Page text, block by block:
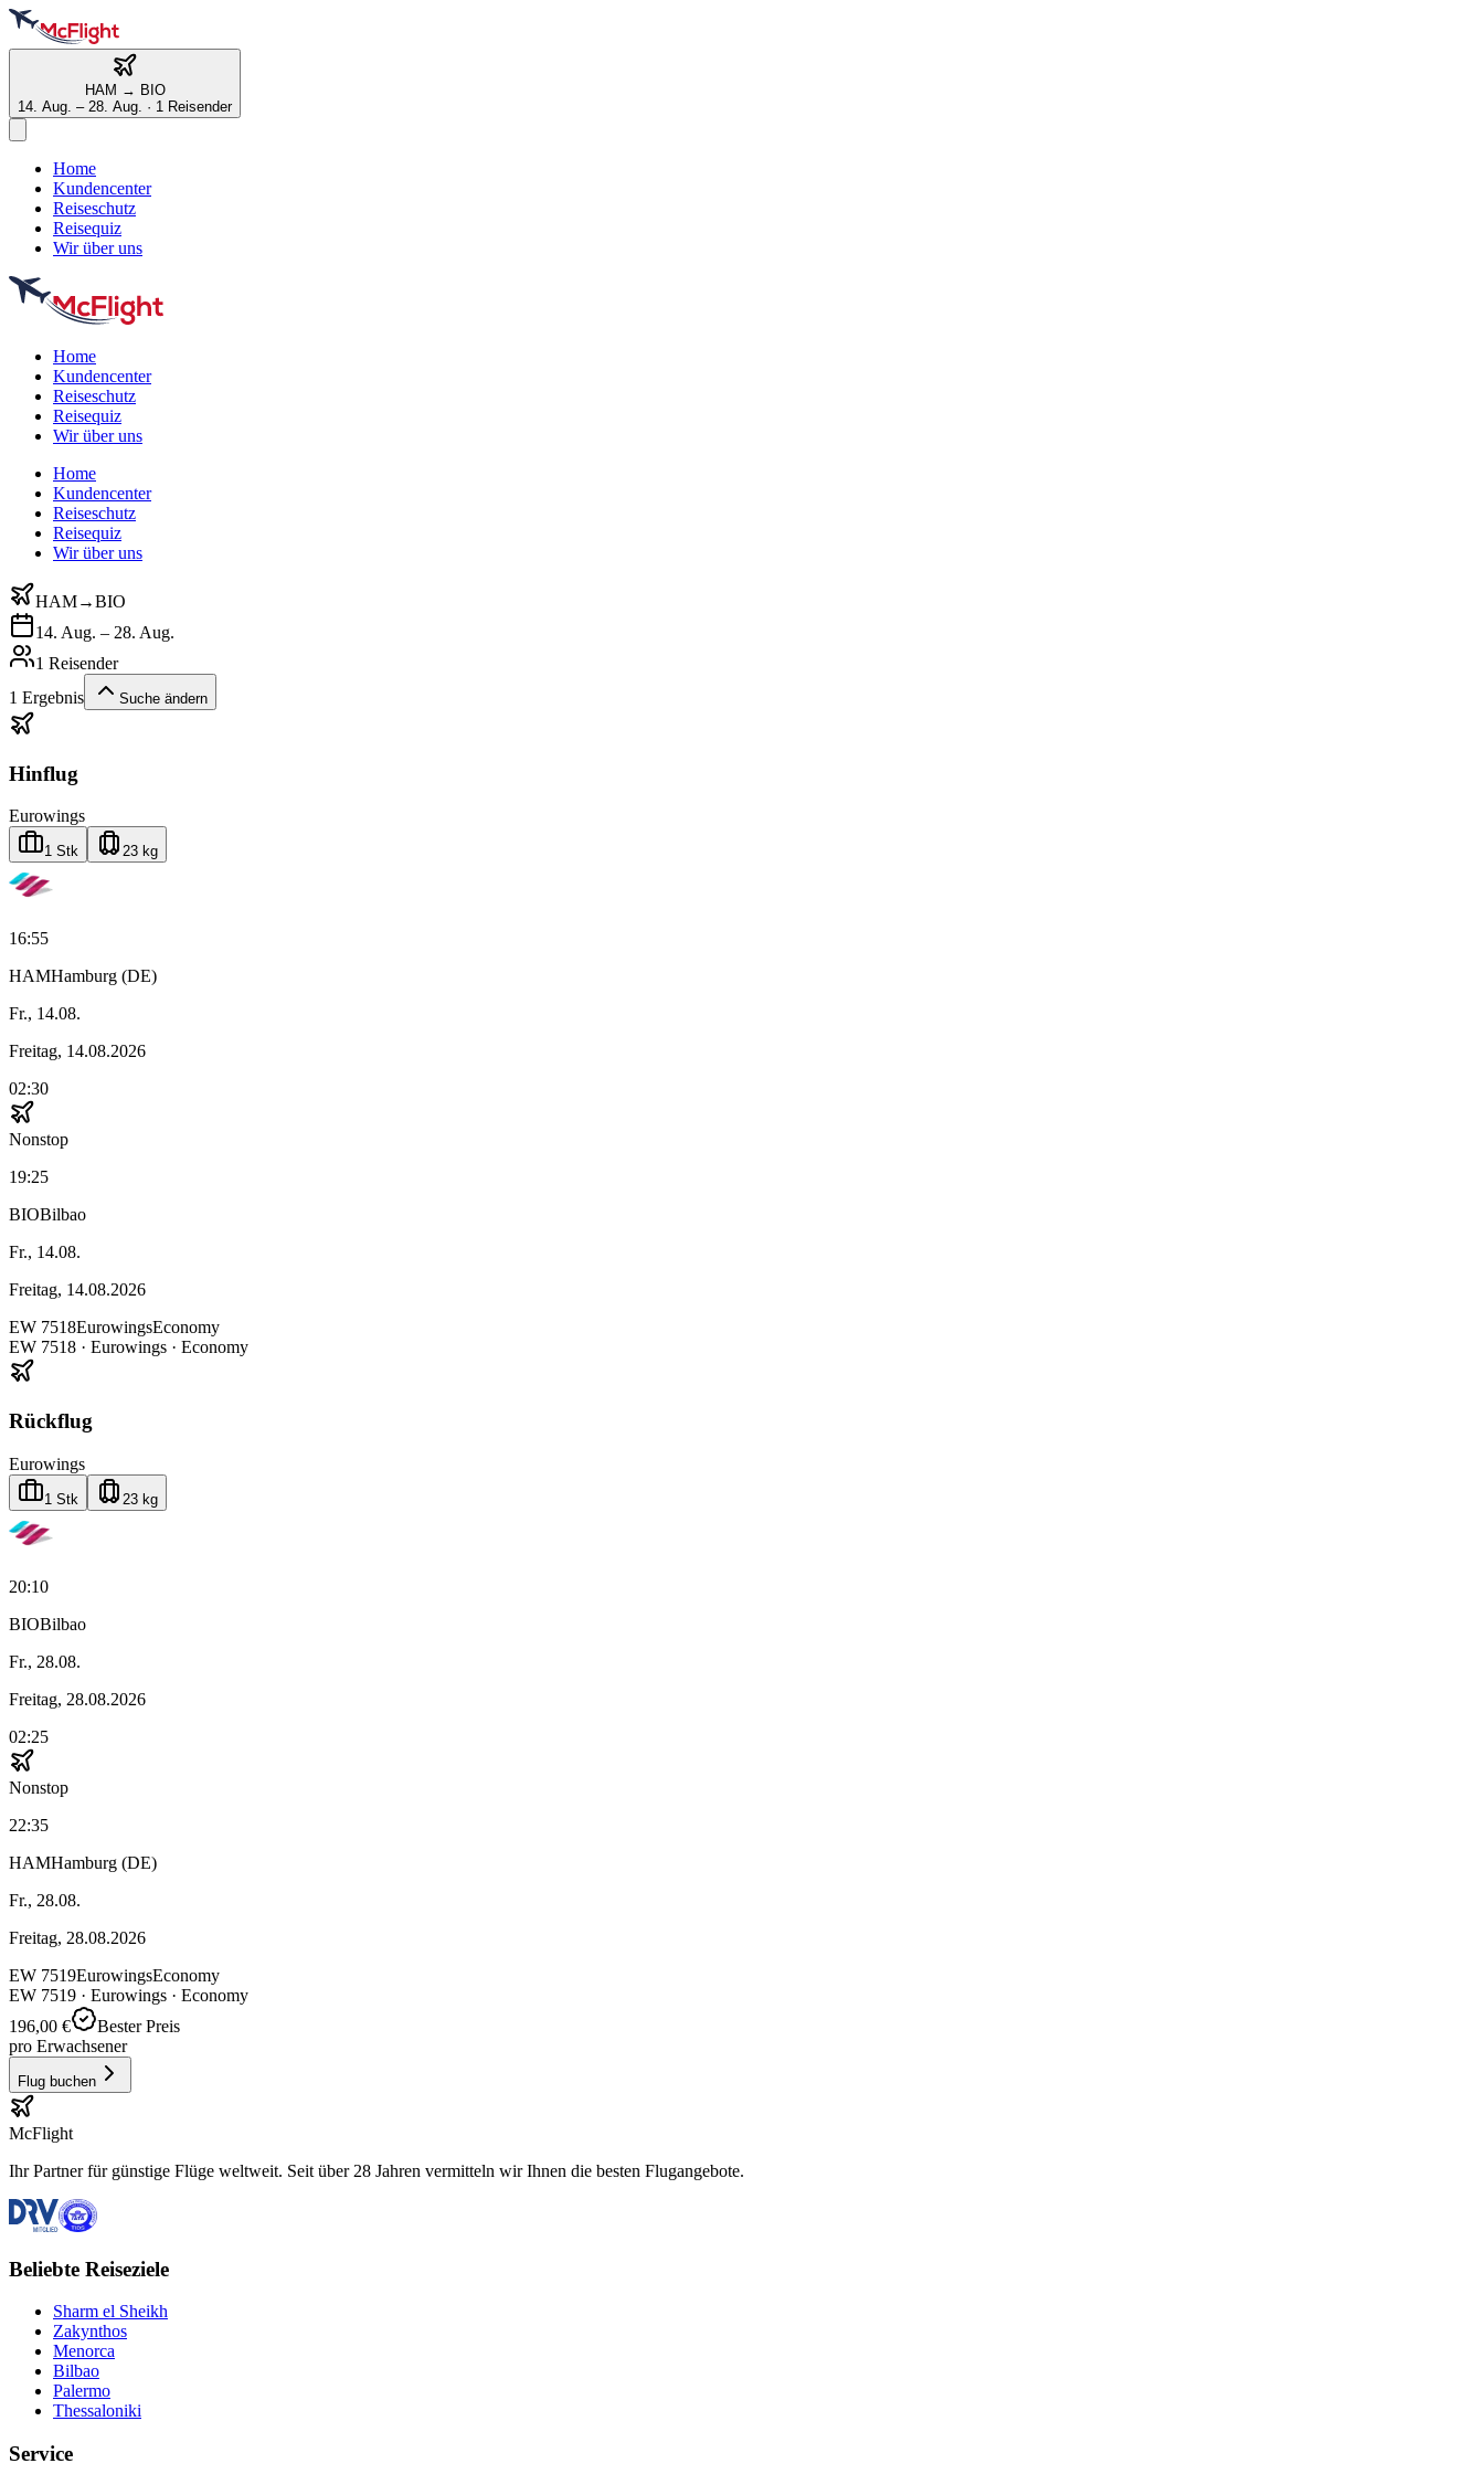
HAM → BIO
14. Aug. – 28. Aug. · 1 Reisender
Home
Kundencenter
Reiseschutz
Reisequiz
Wir über uns
Home
Kundencenter
Reiseschutz
Reisequiz
Wir über uns
Home
Kundencenter
Reiseschutz
Reisequiz
Wir über uns
HAM→BIO
14. Aug. – 28. Aug.
1 Reisender
1 Ergebnis Suche ändern
Hinflug
Eurowings
1 Stk 23 kg
16:55
HAMHamburg (DE)
Fr., 14.08.
Freitag, 14.08.2026
02:30
Nonstop
19:25
BIOBilbao
Fr., 14.08.
Freitag, 14.08.2026
EW 7518EurowingsEconomy
EW 7518 · Eurowings · Economy
Rückflug
Eurowings
1 Stk 23 kg
20:10
BIOBilbao
Fr., 28.08.
Freitag, 28.08.2026
02:25
Nonstop
22:35
HAMHamburg (DE)
Fr., 28.08.
Freitag, 28.08.2026
EW 7519EurowingsEconomy
EW 7519 · Eurowings · Economy
196,00 €
Bester Preis
pro Erwachsener
Flug buchen
McFlight
Ihr Partner für günstige Flüge weltweit. Seit über 28 Jahren vermitteln wir Ihnen die besten Flugangebote.
Beliebte Reiseziele
Sharm el Sheikh
Zakynthos
Menorca
Bilbao
Palermo
Thessaloniki
Service